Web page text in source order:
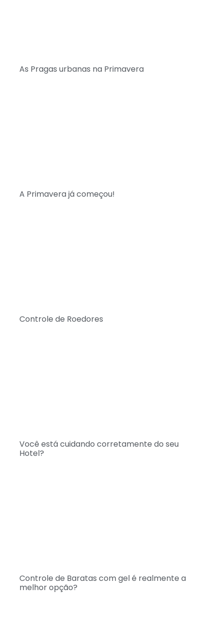
As Pragas urbanas na Primavera
A Primavera já começou!
Controle de Roedores
Você está cuidando corretamente do seu
Hotel?
Controle de Baratas com gel é realmente a
melhor opção?